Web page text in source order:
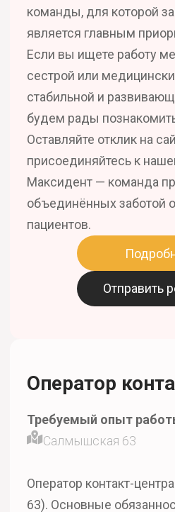
команды, для которой
является главным
Если вы ищете работу
сестрой или
стабильной и
будем рады
Оставляйте отклик на
присоединяйтесь к
Максидент — команда
объединённых заботой
пациентов.
Отправить
Оператор
Требуемый опыт
Салмышская 63
Оператор контакт-
63). Основные